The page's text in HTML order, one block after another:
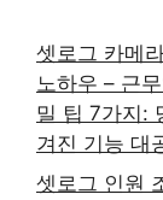
셋로그 카메
노하우 – 근
밀 팁 7가지:
겨진 기능 대
셋로그 인원